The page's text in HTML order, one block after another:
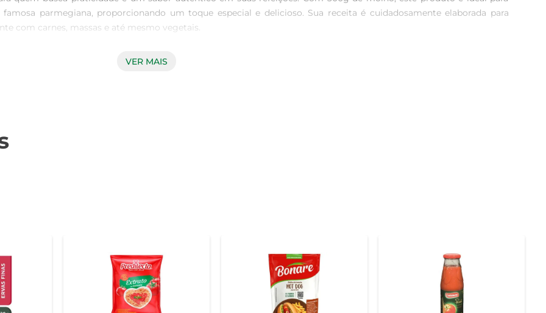
parmegiana, proporcionando um toque especial e delicioso. Sua receita é cuidadosamente elaborada para
com carnes, massas e até mesmo vegetais.
pode ser utilizado em diversas preparações. Seja para cobrir uma deliciosa carne à parmegiana, para dar um novo ar
VER MAIS